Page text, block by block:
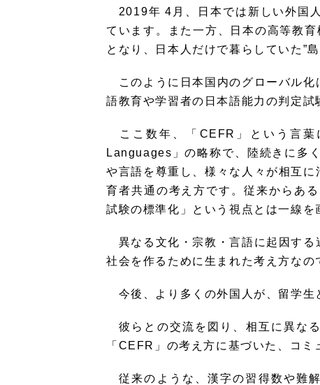
2019年 4月、日本では新しい外国
ています。また一方、日本の高等教
となり、日本人だけで暮らしていた”
このように日本国内のグローバル化
語教育や学習者の日本語能力の判定試
ここ数年、「CEFR」という言葉
Languages」の略称で、陸続きに多
や言語を尊重し、様々な人々が相互
育者共通の考え方です。従来からあ
試験の標準化」という視点とは一線を
異なる文化・宗教・言語に起因する
社会を作るために生まれた考え方なの
今後、より多くの外国人が、留学生
彼らとの交流を図り、相互に異な
「CEFR」の考え方に基づいた、コ
従来のような、漢字の習得数や難